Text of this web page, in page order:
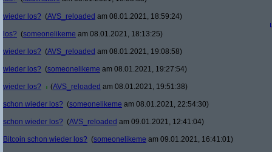
wieder los? (AVS_reloaded am 08.01.2021, 18:59:24)
los? (someonelikeme am 08.01.2021, 18:13:25)
wieder los? (AVS_reloaded am 08.01.2021, 19:08:58)
wieder los? (someonelikeme am 08.01.2021, 19:27:54)
wieder los? (AVS_reloaded am 08.01.2021, 19:51:38)
schon wieder los? (someonelikeme am 08.01.2021, 22:54:30)
schon wieder los? (AVS_reloaded am 09.01.2021, 12:41:04)
Bitcoin schon wieder los? (someonelikeme am 09.01.2021, 16:41:01)